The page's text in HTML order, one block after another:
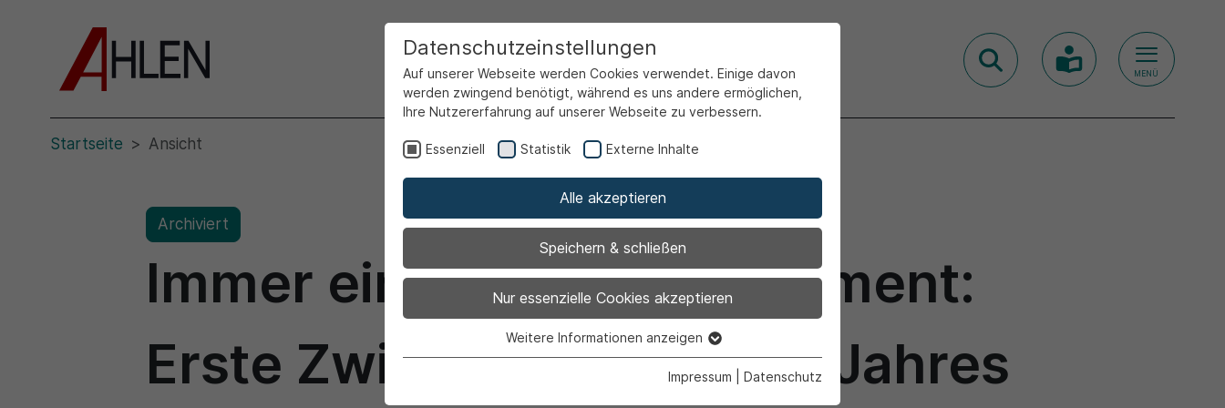
MENÜ
Startseite Ansicht
Archiviert
Immer ein besonderer Moment:
Erste Zwillingsgeburt des Jahres
Datenschutzeinstellungen
Auf unserer Webseite werden Cookies verwendet. Einige davon
werden zwingend benötigt, während es uns andere ermöglichen,
Ihre Nutzererfahrung auf unserer Webseite zu verbessern.
Essenziell Statistik Externe Inhalte
Alle akzeptieren
Speichern & schließen
Nur essenzielle Cookies akzeptieren
Essenzielle Cookies werden für grundlegende Funktionen der
Weitere Informationen anzeigen
Impressum Datenschutz